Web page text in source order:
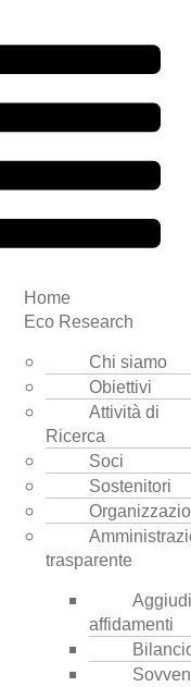
Home
Eco Research
Chi siamo
Obiettivi
Attività di
Ricerca
Soci
Sostenitori
trasparente
affidamenti